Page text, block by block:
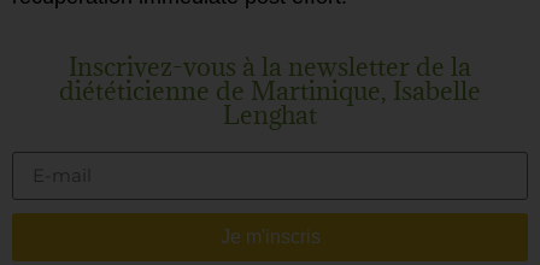
Inscrivez-vous à la newsletter de la
diététicienne de Martinique, Isabelle
Lenghat
Je m'inscris